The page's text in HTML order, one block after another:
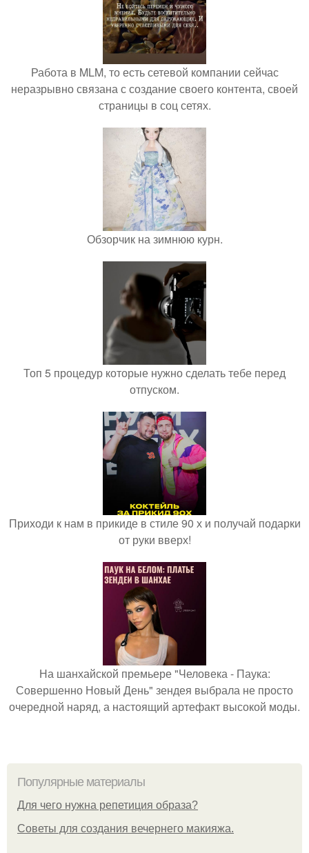
Работа в MLM, то есть сетевой компании сейчас
неразрывно связана с создание своего контента, своей
страницы в соц сетях.
Обзорчик на зимнюю курн.
Топ 5 процедур которые нужно сделать тебе перед
отпуском.
Приходи к нам в прикиде в стиле 90 х и получай подарки
от руки вверх!
На шанхайской премьере "Человека - Паука:
Совершенно Новый День" зендея выбрала не просто
очередной наряд, а настоящий артефакт высокой моды.
Популярные материалы
Для чего нужна репетиция образа?
Советы для создания вечернего макияжа.